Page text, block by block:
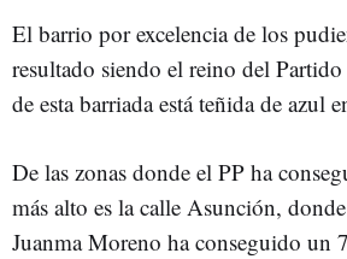
El barrio por excelencia de los
resultado siendo el reino del
de esta barriada está teñida de azul
De las zonas donde el PP ha
más alto es la calle Asunción,
Juanma Moreno ha conseguido un